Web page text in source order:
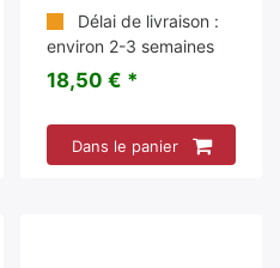
Délai de livraison :
environ 2-3 semaines
18,50 € *
Dans le panier